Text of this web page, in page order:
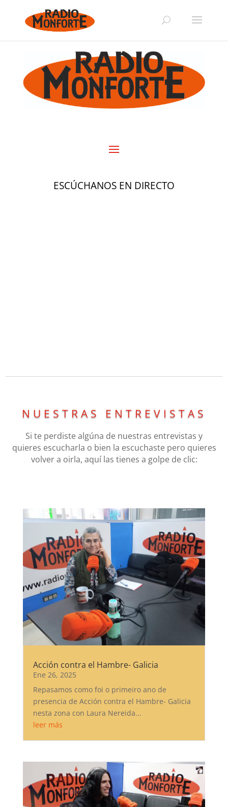
ESCÚCHANOS EN DIRECTO
NUESTRAS ENTREVISTAS
Si te perdiste algúna de nuestras entrevistas y
quieres escucharla o bien la escuchaste pero quieres
volver a oirla, aquí las tienes a golpe de clic:
Acción contra el Hambre- Galicia
Ene 26, 2025
Repasamos como foi o primeiro ano de
presencia de Acción contra el Hambre- Galicia
nesta zona con Laura Nereida...
leer más